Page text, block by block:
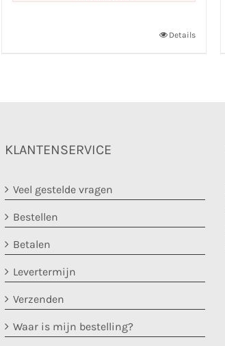
Details
KLANTENSERVICE
Veel gestelde vragen
Bestellen
Betalen
Levertermijn
Verzenden
Waar is mijn bestelling?